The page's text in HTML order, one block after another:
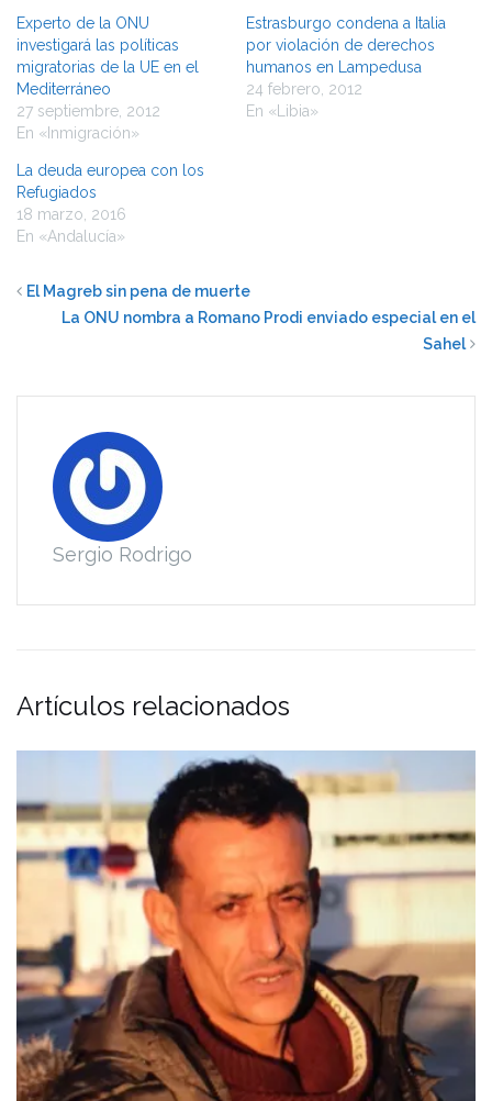
Experto de la ONU
investigará las políticas
migratorias de la UE en el
Mediterráneo
27 septiembre, 2012
En «Inmigración»
Estrasburgo condena a Italia
por violación de derechos
humanos en Lampedusa
24 febrero, 2012
En «Libia»
La deuda europea con los
Refugiados
18 marzo, 2016
En «Andalucía»
El Magreb sin pena de muerte
La ONU nombra a Romano Prodi enviado especial en el
Sahel
Sergio Rodrigo
Artículos relacionados